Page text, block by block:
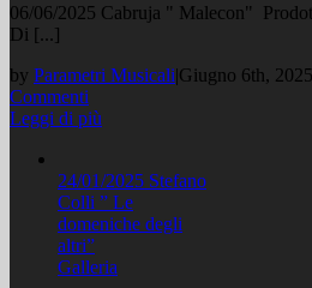
06/06/2025 Cabruja " Malecon"
Di [...]
by Parametri Musicali|Giugno 6th, 2025
Commenti
Leggi di più
24/01/2025 Stefano
Colli ” Le
domeniche degli
altri”
Galleria